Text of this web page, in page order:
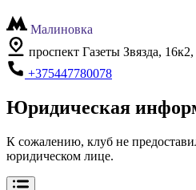
Малиновка
проспект Газеты Звязда,
+375447780078
Юридическая
К сожалению, клуб не
юридическом лице.